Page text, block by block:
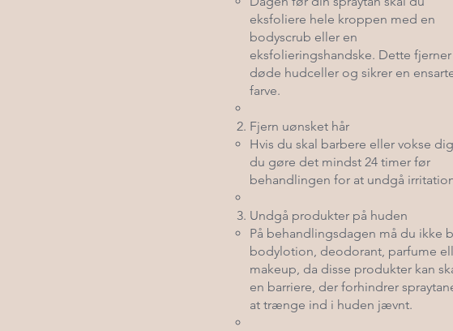
eksfoliere hele kroppen med en
bodyscrub eller en
eksfolieringshandske. Dette fjerner
døde hudceller og sikrer en
farve.
Fjern uønsket hår
Hvis du skal barbere eller vokse
du gøre det mindst 24 timer før
behandlingen for at undgå
Undgå produkter på huden
På behandlingsdagen må du ikke
bodylotion, deodorant, parfume
makeup, da disse produkter kan
en barriere, der forhindrer
at trænge ind i huden jævnt.